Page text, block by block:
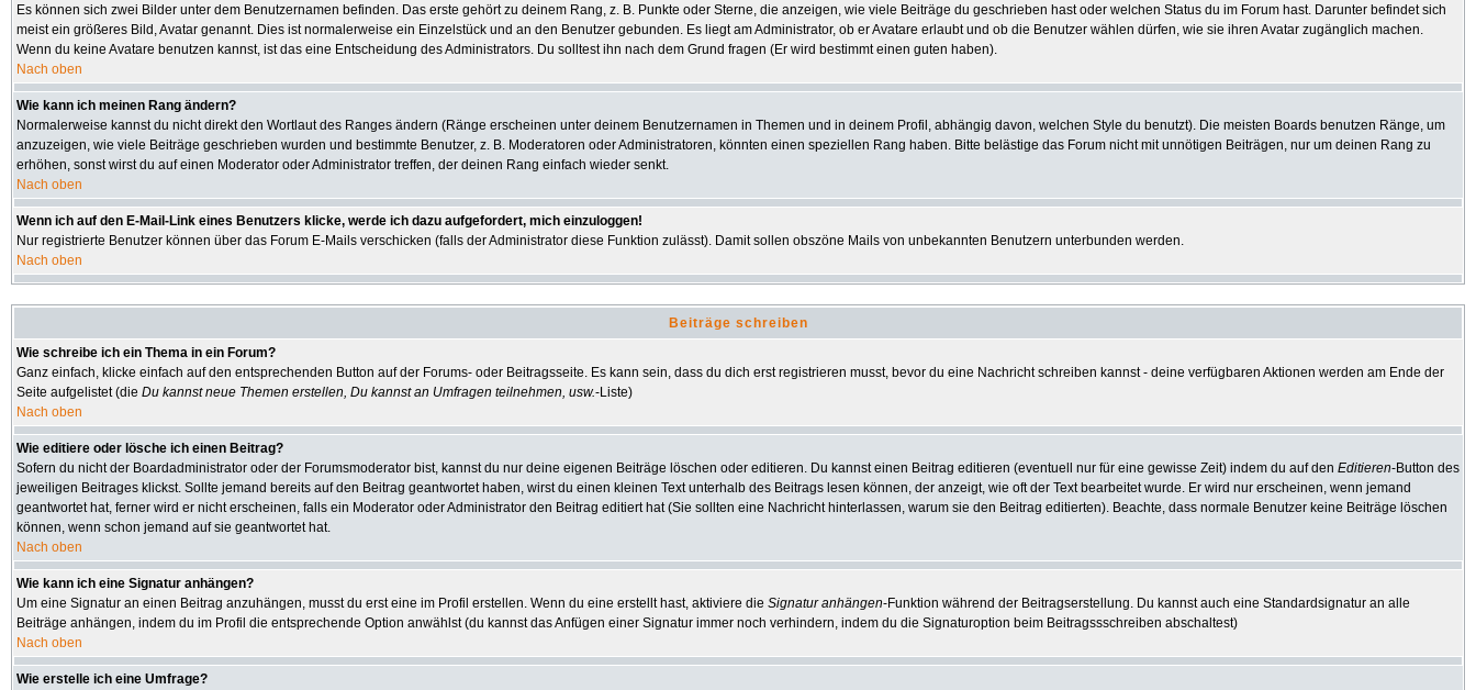
Es können sich zwei Bilder unter dem Benutzernamen befinden. Das erste gehört zu deinem Rang, z. B. Punkte oder Sterne, die anzeigen, wie viele Beiträge du geschrieben hast oder welchen Status du im Forum hast. Darunter befindet sich
meist ein größeres Bild, Avatar genannt. Dies ist normalerweise ein Einzelstück und an den Benutzer gebunden. Es liegt am Administrator, ob er Avatare erlaubt und ob die Benutzer wählen dürfen, wie sie ihren Avatar zugänglich machen.
Wenn du keine Avatare benutzen kannst, ist das eine Entscheidung des Administrators. Du solltest ihn nach dem Grund fragen (Er wird bestimmt einen guten haben).
Nach oben
Wie kann ich meinen Rang ändern?
Normalerweise kannst du nicht direkt den Wortlaut des Ranges ändern (Ränge erscheinen unter deinem Benutzernamen in Themen und in deinem Profil, abhängig davon, welchen Style du benutzt). Die meisten Boards benutzen Ränge, um
anzuzeigen, wie viele Beiträge geschrieben wurden und bestimmte Benutzer, z. B. Moderatoren oder Administratoren, könnten einen speziellen Rang haben. Bitte belästige das Forum nicht mit unnötigen Beiträgen, nur um deinen Rang zu
erhöhen, sonst wirst du auf einen Moderator oder Administrator treffen, der deinen Rang einfach wieder senkt.
Nach oben
Wenn ich auf den E-Mail-Link eines Benutzers klicke, werde ich dazu aufgefordert, mich einzuloggen!
Nur registrierte Benutzer können über das Forum E-Mails verschicken (falls der Administrator diese Funktion zulässt). Damit sollen obszöne Mails von unbekannten Benutzern unterbunden werden.
Nach oben
Beiträge schreiben
Wie schreibe ich ein Thema in ein Forum?
Ganz einfach, klicke einfach auf den entsprechenden Button auf der Forums- oder Beitragsseite. Es kann sein, dass du dich erst registrieren musst, bevor du eine Nachricht schreiben kannst - deine verfügbaren Aktionen werden am Ende der
Seite aufgelistet (die Du kannst neue Themen erstellen, Du kannst an Umfragen teilnehmen, usw.-Liste)
Nach oben
Wie editiere oder lösche ich einen Beitrag?
Sofern du nicht der Boardadministrator oder der Forumsmoderator bist, kannst du nur deine eigenen Beiträge löschen oder editieren. Du kannst einen Beitrag editieren (eventuell nur für eine gewisse Zeit) indem du auf den Editieren-Button des
jeweiligen Beitrages klickst. Sollte jemand bereits auf den Beitrag geantwortet haben, wirst du einen kleinen Text unterhalb des Beitrags lesen können, der anzeigt, wie oft der Text bearbeitet wurde. Er wird nur erscheinen, wenn jemand
geantwortet hat, ferner wird er nicht erscheinen, falls ein Moderator oder Administrator den Beitrag editiert hat (Sie sollten eine Nachricht hinterlassen, warum sie den Beitrag editierten). Beachte, dass normale Benutzer keine Beiträge löschen
können, wenn schon jemand auf sie geantwortet hat.
Nach oben
Wie kann ich eine Signatur anhängen?
Um eine Signatur an einen Beitrag anzuhängen, musst du erst eine im Profil erstellen. Wenn du eine erstellt hast, aktiviere die Signatur anhängen-Funktion während der Beitragserstellung. Du kannst auch eine Standardsignatur an alle
Beiträge anhängen, indem du im Profil die entsprechende Option anwählst (du kannst das Anfügen einer Signatur immer noch verhindern, indem du die Signaturoption beim Beitragssschreiben abschaltest)
Nach oben
Wie erstelle ich eine Umfrage?